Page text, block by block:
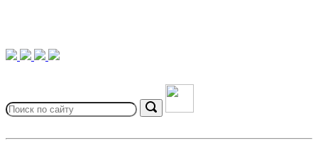
for:
Search